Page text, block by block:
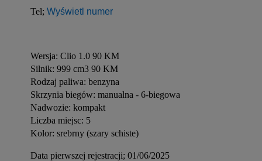
Tel; Wyświetl numer
Wersja: Clio 1.0 90 KM
Silnik: 999 cm3 90 KM
Rodzaj paliwa: benzyna
Skrzynia biegów: manualna - 6-biegowa
Nadwozie: kompakt
Liczba miejsc: 5
Kolor: srebrny (szary schiste)
Data pierwszej rejestracji; 01/06/2025